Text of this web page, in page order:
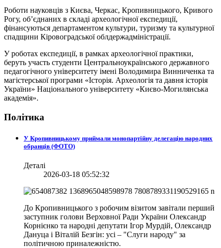
Роботи науковців з Києва, Черкас, Кропивницького, Кривого
Рогу, об’єднаних в складі археологічної експедиції,
фінансуються департаментом культури, туризму та культурної
спадщини Кіровоградської облдержадміністрації.
У роботах експедиції, в рамках археологічної практики,
беруть участь студенти Центральноукраїнського державного
педагогічного університету імені Володимира Винниченка та
магістерської програми «Історія. Археологія та давня історія
України» Національного університету «Києво-Могилянська
академія».
Політика
У Кропивницькому приймали монопартійну делегацію народних
обранців (ФОТО)
Деталі
2026-03-18 05:52:32
До Кропивницького з робочим візитом завітали перший
заступник голови Верховної Ради України Олександр
Корнієнко та народні депутати Ігор Мурдій, Олександр
Дануца і Віталій Безгін: усі – "Слуги народу" за
політичною приналежністю.